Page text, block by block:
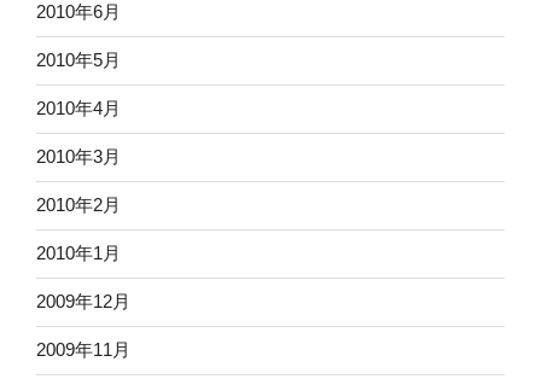
2010年6月
2010年5月
2010年4月
2010年3月
2010年2月
2010年1月
2009年12月
2009年11月